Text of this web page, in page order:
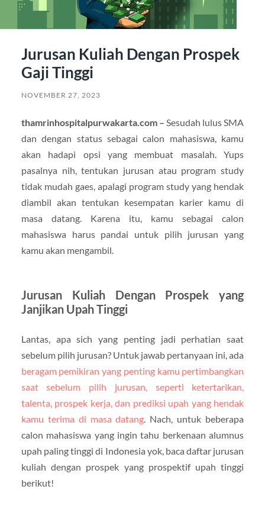
Jurusan Kuliah Dengan Prospek
Gaji Tinggi
NOVEMBER 27, 2023
thamrinhospitalpurwakarta.com – Sesudah lulus SMA
dan dengan status sebagai calon mahasiswa, kamu
akan hadapi opsi yang membuat masalah. Yups
pasalnya nih, tentukan jurusan atau program study
tidak mudah gaes, apalagi program study yang hendak
diambil akan tentukan kesempatan karier kamu di
masa datang. Karena itu, kamu sebagai calon
mahasiswa harus pandai untuk pilih jurusan yang
kamu akan mengambil.
Jurusan Kuliah Dengan Prospek yang
Janjikan Upah Tinggi
Lantas, apa sich yang penting jadi perhatian saat
sebelum pilih jurusan? Untuk jawab pertanyaan ini, ada
beragam pemikiran yang penting kamu pertimbangkan
saat sebelum pilih jurusan, seperti ketertarikan,
talenta, prospek kerja, dan prediksi upah yang hendak
kamu terima di masa datang. Nach, untuk beberapa
calon mahasiswa yang ingin tahu berkenaan alumnus
upah paling tinggi di Indonesia yok, baca daftar jurusan
kuliah dengan prospek yang prospektif upah tinggi
berikut!